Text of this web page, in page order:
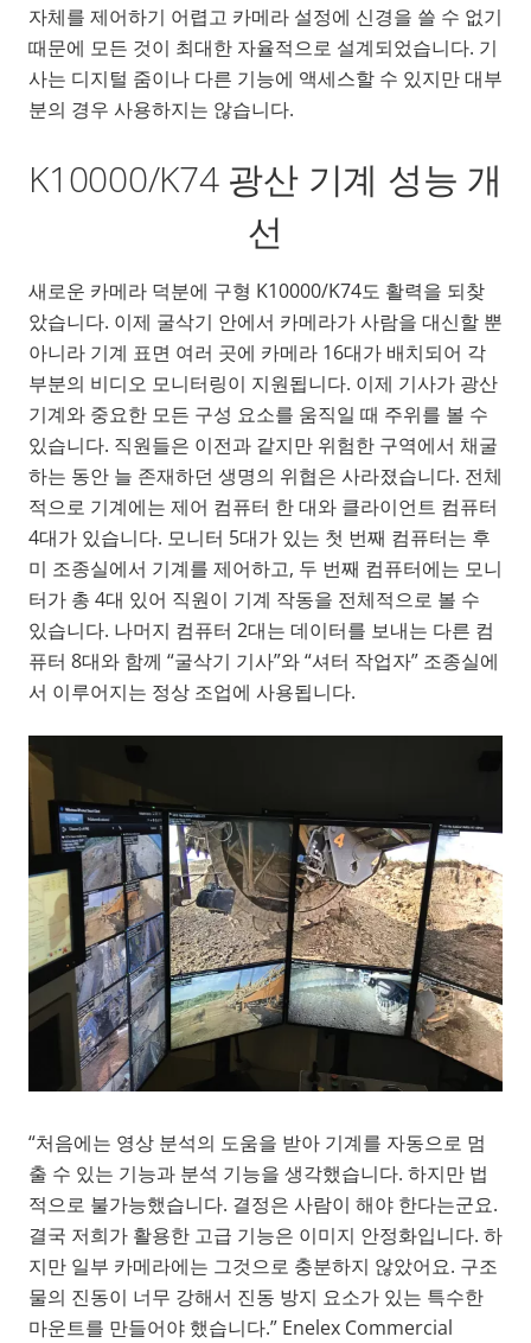
자체를 제어하기 어렵고 카메라 설정에 신경을 쓸 수 없기
때문에 모든 것이 최대한 자율적으로 설계되었습니다. 기
사는 디지털 줌이나 다른 기능에 액세스할 수 있지만 대부
분의 경우 사용하지는 않습니다.
K10000/K74 광산 기계 성능 개
선
새로운 카메라 덕분에 구형 K10000/K74도 활력을 되찾
았습니다. 이제 굴삭기 안에서 카메라가 사람을 대신할 뿐
아니라 기계 표면 여러 곳에 카메라 16대가 배치되어 각
부분의 비디오 모니터링이 지원됩니다. 이제 기사가 광산
기계와 중요한 모든 구성 요소를 움직일 때 주위를 볼 수
있습니다. 직원들은 이전과 같지만 위험한 구역에서 채굴
하는 동안 늘 존재하던 생명의 위협은 사라졌습니다. 전체
적으로 기계에는 제어 컴퓨터 한 대와 클라이언트 컴퓨터
4대가 있습니다. 모니터 5대가 있는 첫 번째 컴퓨터는 후
미 조종실에서 기계를 제어하고, 두 번째 컴퓨터에는 모니
터가 총 4대 있어 직원이 기계 작동을 전체적으로 볼 수
있습니다. 나머지 컴퓨터 2대는 데이터를 보내는 다른 컴
퓨터 8대와 함께 “굴삭기 기사”와 “셔터 작업자” 조종실에
서 이루어지는 정상 조업에 사용됩니다.
“처음에는 영상 분석의 도움을 받아 기계를 자동으로 멈
출 수 있는 기능과 분석 기능을 생각했습니다. 하지만 법
적으로 불가능했습니다. 결정은 사람이 해야 한다는군요.
결국 저희가 활용한 고급 기능은 이미지 안정화입니다. 하
지만 일부 카메라에는 그것으로 충분하지 않았어요. 구조
물의 진동이 너무 강해서 진동 방지 요소가 있는 특수한
마운트를 만들어야 했습니다.” Enelex Commercial